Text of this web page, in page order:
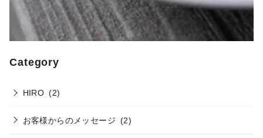
Category
HIRO (2)
お客様からのメッセージ (2)